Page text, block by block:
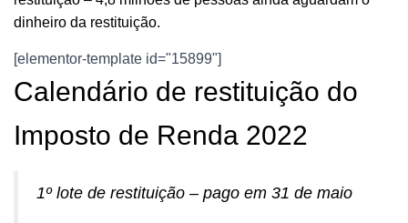
dinheiro da restituição.
[elementor-template id="15899"]
Calendário de restituição do
Imposto de Renda 2022
1º lote de restituição – pago em 31 de maio